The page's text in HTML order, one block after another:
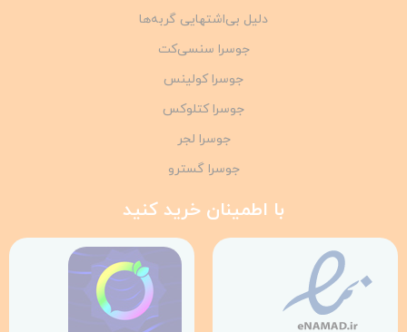
دلیل بی‌اشتهایی گربه‌ها
جوسرا سنسی‌کت
جوسرا کولینس
جوسرا کتلوکس
جوسرا لجر
جوسرا گسترو
با اطمینان خرید کنید